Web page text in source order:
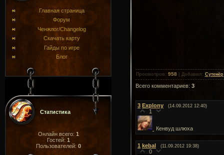
Главная страница
Форум
Ченжлог/Changelog
Скачать карту
Гайды по игре
Блог
Статистика
Онлайн всего: 1
Гостей: 1
Пользователей: 0
Просмотров : 958 Добавил : Сутенёр
Всего комментариев: 3
3 Explony (14.09.2012 12:40)
1
Кенвуд шлюха
1 kebal (11.09.2012 19:38)
0